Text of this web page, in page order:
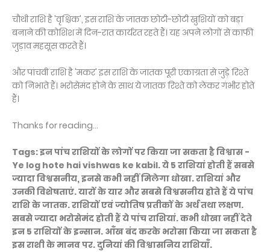
चौथी राशि है 'वृश्चिक', इस राशि के जातक छोटी-छोटी खुशियों को बड़ा
बनाने की कोशिश में दिन-रात कार्यरत रहते हैं। यह अपने लोगों से काफी
जुड़ाव महसूस करते हैं।
और पांचवीं राशि है 'मकर' इस राशि के जातक पूरी एकाग्रता से जुड़े रिश्ते
को निभाते हैं। भरोसेमंद होने के साथ ये जातक रिश्ते को लेकर गंभीर होते
हैं।
Thanks for reading...
Tags: इन पांच राशियों के लोगों पर किया जा सकता है विश्वास -
Ye log hote hai vishwas ke kabil. ये 5 राशियां होती हैं सबसे
ज्यादा विश्वसनीय, इनसे कभी नहीं मिलेगा धोखा. राशियां और
उनकी विशेषताएं. यारों के यार और सबसे विश्वसनीय होते हैं ये पांच
राशि के जातक. राशियों एवं ज्योतिष प्रतीकों के अर्थ तथा लक्षण.
सबसे ज्‍यादा भरोसेमंद होती हैं ये पांच राशियां. कभी धोखा नहीं देते
इन 5 राशियों के इन्सान. आँख बंद करके भरोसा किया जा सकता है
इस राशी के मानव पर. दुनियां की विश्वासनिय राशियाँ.